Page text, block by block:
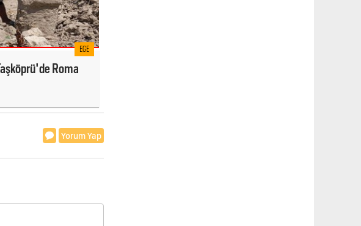
EGE
Roma
Yorum Yap